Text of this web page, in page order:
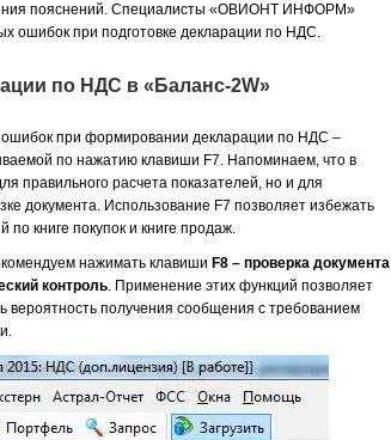
пояснений. Специалисты «ОВИОНТ ИНФОРМ»
ошибок при подготовке декларации по НДС.
по НДС в «Баланс-2W»
при формировании декларации по НДС –
по нажатию клавиши F7. Напоминаем, что в
правильного расчета показателей, но и для
документа. Использование F7 позволяет избежать
книге покупок и книге продаж.
нажимать клавиши F8 – проверка документа
контроль. Применение этих функций позволяет
вероятность получения сообщения с требованием